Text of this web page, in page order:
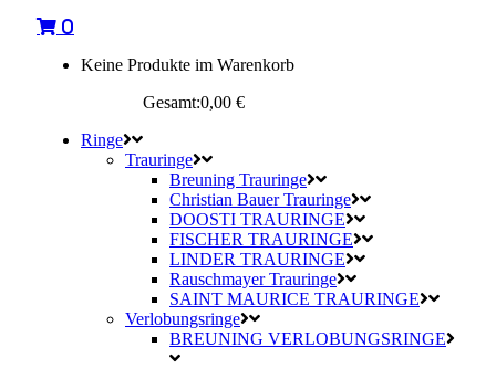
0
Keine Produkte im Warenkorb
Gesamt:0,00 €
Ringe
Trauringe
Breuning Trauringe
Christian Bauer Trauringe
DOOSTI TRAURINGE
FISCHER TRAURINGE
LINDER TRAURINGE
Rauschmayer Trauringe
SAINT MAURICE TRAURINGE
Verlobungsringe
BREUNING VERLOBUNGSRINGE